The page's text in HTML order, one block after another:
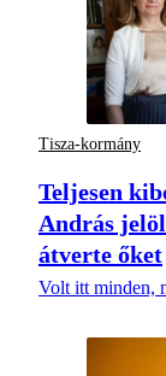
Tisza-kormány
Teljesen
András
átverte őket
Volt itt minden,